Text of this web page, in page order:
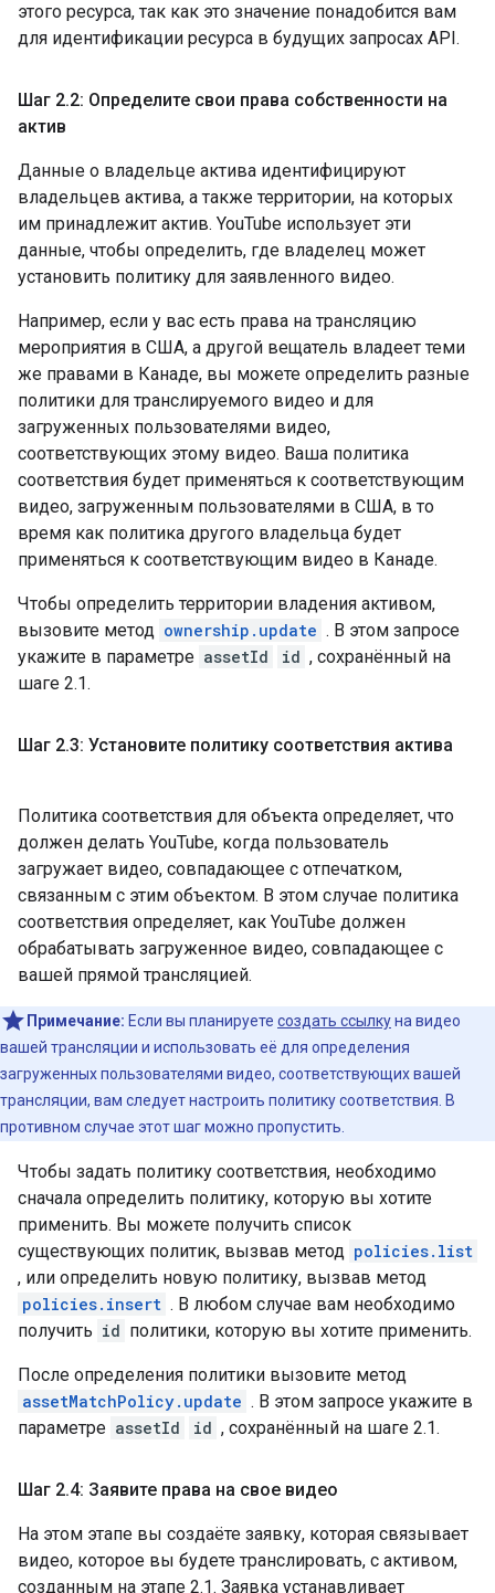
этого ресурса, так как это значение понадобится вам
для идентификации ресурса в будущих запросах API.
Шаг 2.2: Определите свои права собственности на
актив
Данные о владельце актива идентифицируют
владельцев актива, а также территории, на которых
им принадлежит актив. YouTube использует эти
данные, чтобы определить, где владелец может
установить политику для заявленного видео.
Например, если у вас есть права на трансляцию
мероприятия в США, а другой вещатель владеет теми
же правами в Канаде, вы можете определить разные
политики для транслируемого видео и для
загруженных пользователями видео,
соответствующих этому видео. Ваша политика
соответствия будет применяться к соответствующим
видео, загруженным пользователями в США, в то
время как политика другого владельца будет
применяться к соответствующим видео в Канаде.
Чтобы определить территории владения активом,
вызовите метод ownership.update . В этом запросе
укажите в параметре assetId id , сохранённый на
шаге 2.1.
Шаг 2.3: Установите политику соответствия актива
Политика соответствия для объекта определяет, что
должен делать YouTube, когда пользователь
загружает видео, совпадающее с отпечатком,
связанным с этим объектом. В этом случае политика
соответствия определяет, как YouTube должен
обрабатывать загруженное видео, совпадающее с
вашей прямой трансляцией.
Примечание: Если вы планируете создать ссылкуна видео
вашей трансляции и использовать её для определения
загруженных пользователями видео, соответствующих вашей
трансляции, вам следует настроить политику соответствия. В
противном случае этот шаг можно пропустить.
Чтобы задать политику соответствия, необходимо
сначала определить политику, которую вы хотите
применить. Вы можете получить список
существующих политик, вызвав метод policies.list
, или определить новую политику, вызвав метод
policies.insert . В любом случае вам необходимо
получить id политики, которую вы хотите применить.
После определения политики вызовите метод
assetMatchPolicy.update . В этом запросе укажите в
параметре assetId id , сохранённый на шаге 2.1.
Шаг 2.4: Заявите права на свое видео
На этом этапе вы создаёте заявку, которая связывает
видео, которое вы будете транслировать, с активом,
созданным на этапе 2.1. Заявка устанавливает